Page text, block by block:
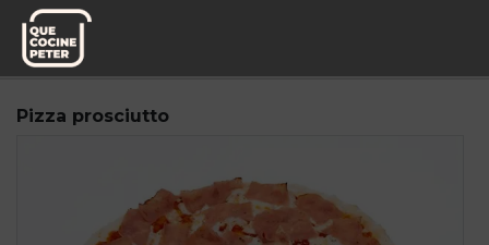
Pedido semanal
Pizza prosciutto